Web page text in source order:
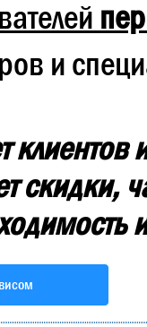
и
клиентов
скидки,